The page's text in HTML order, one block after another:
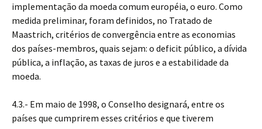
implementação da moeda comum européia, o euro. Como
medida preliminar, foram definidos, no Tratado de
Maastrich, critérios de convergência entre as economias
dos países-membros, quais sejam: o deficit público, a dívida
pública, a inflação, as taxas de juros e a estabilidade da
moeda.
4.3.- Em maio de 1998, o Conselho designará, entre os
países que cumprirem esses critérios e que tiverem